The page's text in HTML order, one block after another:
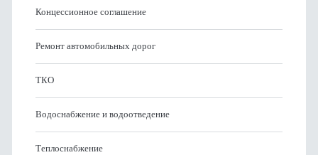
Концессионное соглашение
Ремонт автомобильных дорог
ТКО
Водоснабжение и водоотведение
Теплоснабжение